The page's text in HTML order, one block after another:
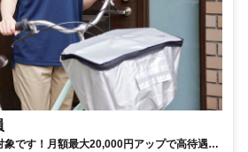
です！月額最大20,000円アップで高待遇！